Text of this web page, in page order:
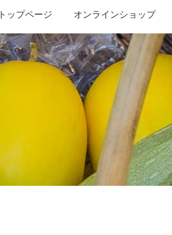
トップページ オンラインショップ